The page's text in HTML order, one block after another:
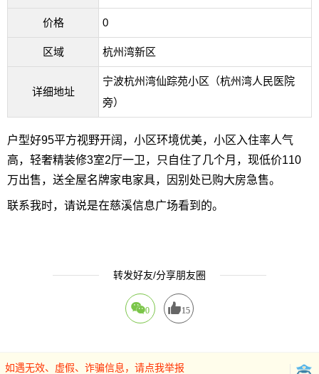
价格 0
区域 杭州湾新区
详细地址
宁波杭州湾仙踪苑小区（杭州湾人民医院
旁）
户型好95平方视野开阔，小区环境优美，小区入住率人气
高，轻奢精装修3室2厅一卫，只自住了几个月，现低价110
万出售，送全屋名牌家电家具，因别处已购大房急售。
联系我时，请说是在慈溪信息广场看到的。
转发好友/分享朋友圈
0 15
如遇无效、虚假、诈骗信息，请点我举报